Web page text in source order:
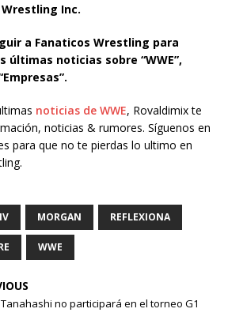
Wrestling Inc.
a Fanaticos Wrestling para
noticias sobre “WWE”,
noticias de WWE, Rovaldimix te
noticias & rumores. Síguenos en
para que no te pierdas lo ultimo en
MORGAN REFLEXIONA
WWE
no participará en el torneo G1